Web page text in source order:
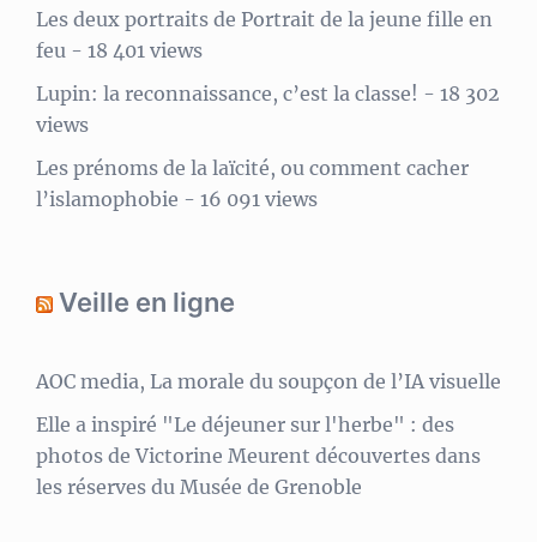
Les deux portraits de Portrait de la jeune fille en
feu - 18 401 views
Lupin: la reconnaissance, c’est la classe! - 18 302
views
Les prénoms de la laïcité, ou comment cacher
l’islamophobie - 16 091 views
Veille en ligne
AOC media, La morale du soupçon de l’IA visuelle
Elle a inspiré "Le déjeuner sur l'herbe" : des
photos de Victorine Meurent découvertes dans
les réserves du Musée de Grenoble